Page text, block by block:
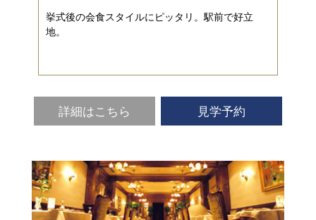
挙式後の会食スタイルにピッタリ。駅前で好立
地。
詳細はこちら 見学予約